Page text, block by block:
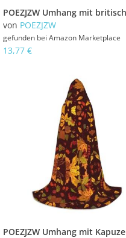
von POEZJZW
gefunden bei Amazon Marketplace
13,77 €